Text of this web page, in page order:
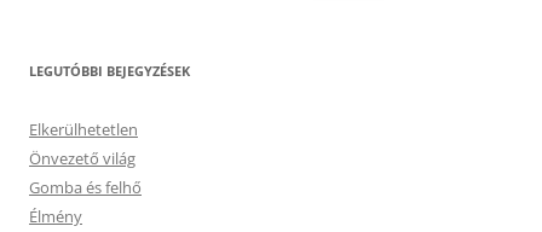
LEGUTÓBBI BEJEGYZÉSEK
Elkerülhetetlen
Önvezető világ
Gomba és felhő
Élmény